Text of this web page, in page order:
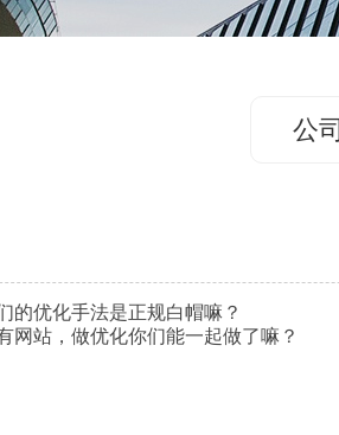
公
的优化手法是正规白帽嘛？
网站，做优化你们能一起做了嘛？